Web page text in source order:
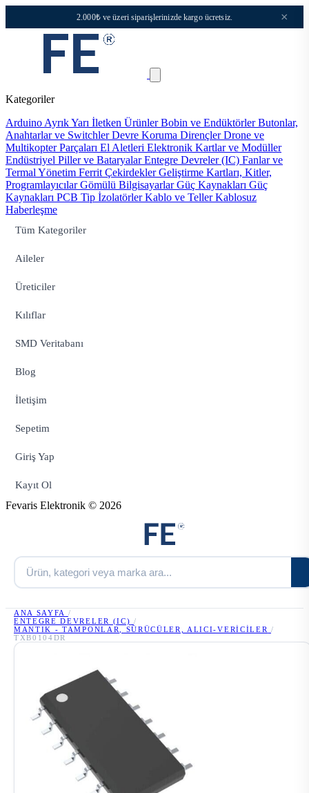
2.000₺ ve üzeri siparişlerinizde kargo ücretsiz. ×
Kategoriler
Arduino Ayrık Yarı İletken ÜrünlerBobin ve EndüktörlerButonlar,
Anahtarlar ve SwitchlerDevre Koruma DirençlerDrone ve
Multikopter Parçaları El Aletleri Elektronik Kartlar ve Modüller
Endüstriyel Piller ve BataryalarEntegre Devreler (IC) Fanlar ve
Termal Yönetim Ferrit ÇekirdeklerGeliştirme Kartları, Kitler,
ProgramlayıcılarGömülü BilgisayarlarGüç Kaynakları Güç
Kaynakları PCB Tip İzolatörlerKablo ve TellerKablosuz
Haberleşme
Tüm Kategoriler
Aileler
Üreticiler
Kılıflar
SMD Veritabanı
Blog
İletişim
Sepetim
Giriş Yap
Kayıt Ol
Fevaris Elektronik © 2026
ANA SAYFA /
ENTEGRE DEVRELER (IC) /
MANTIK - TAMPONLAR, SÜRÜCÜLER, ALICI-VERICILER /
TXB0104DR